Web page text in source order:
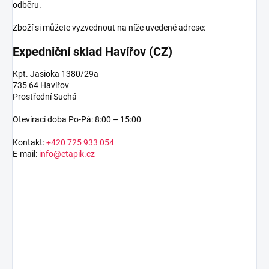
odběru.
Zboží si můžete vyzvednout na níže uvedené adrese:
Expedniční sklad Havířov (CZ)
Kpt. Jasioka 1380/29a
735 64 Havířov
Prostřední Suchá
Otevírací doba Po-Pá: 8:00 – 15:00
Kontakt:+420 725 933 054
E-mail: info@etapik.cz